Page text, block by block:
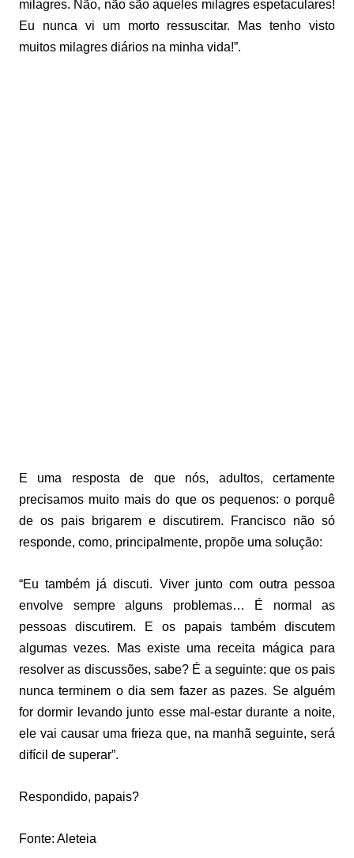
milagres. Não, não são aqueles milagres espetaculares!
Eu nunca vi um morto ressuscitar. Mas tenho visto
muitos milagres diários na minha vida!”.
E uma resposta de que nós, adultos, certamente
precisamos muito mais do que os pequenos: o porquê
de os pais brigarem e discutirem. Francisco não só
responde, como, principalmente, propõe uma solução:
“Eu também já discuti. Viver junto com outra pessoa
envolve sempre alguns problemas… É normal as
pessoas discutirem. E os papais também discutem
algumas vezes. Mas existe uma receita mágica para
resolver as discussões, sabe? É a seguinte: que os pais
nunca terminem o dia sem fazer as pazes. Se alguém
for dormir levando junto esse mal-estar durante a noite,
ele vai causar uma frieza que, na manhã seguinte, será
difícil de superar”.
Respondido, papais?
Fonte: Aleteia